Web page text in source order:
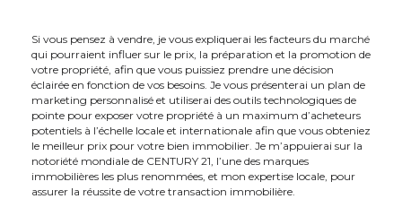
Si vous pensez à vendre, je vous expliquerai les facteurs du marché
qui pourraient influer sur le prix, la préparation et la promotion de
votre propriété, afin que vous puissiez prendre une décision
éclairée en fonction de vos besoins. Je vous présenterai un plan de
marketing personnalisé et utiliserai des outils technologiques de
pointe pour exposer votre propriété à un maximum d’acheteurs
potentiels à l’échelle locale et internationale afin que vous obteniez
le meilleur prix pour votre bien immobilier. Je m’appuierai sur la
notoriété mondiale de CENTURY 21, l’une des marques
immobilières les plus renommées, et mon expertise locale, pour
assurer la réussite de votre transaction immobilière.